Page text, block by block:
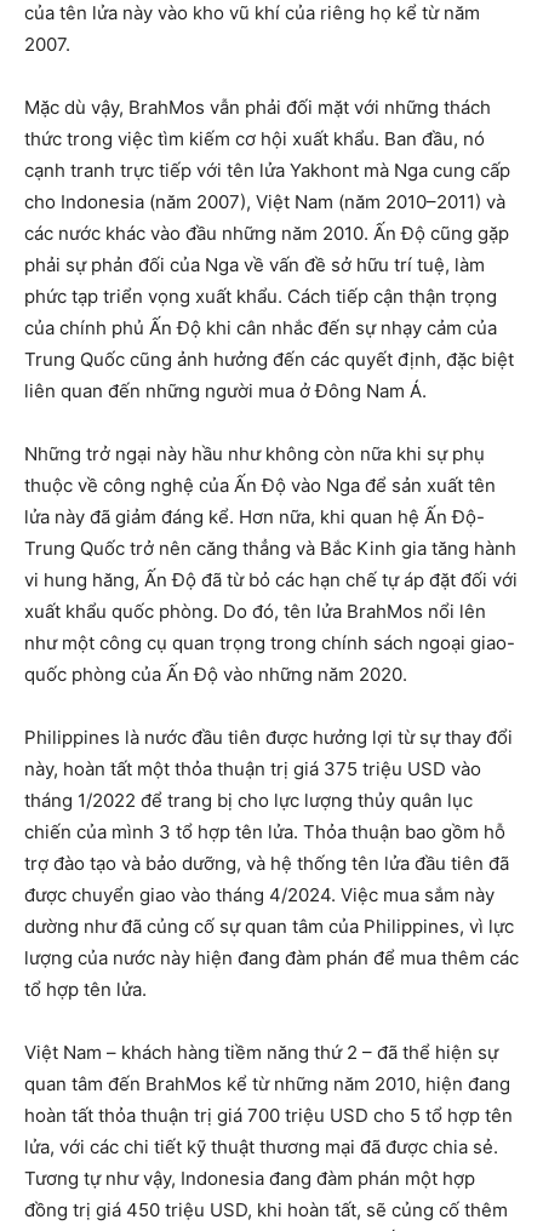
của tên lửa này vào kho vũ khí của riêng họ kể từ năm
2007.
Mặc dù vậy, BrahMos vẫn phải đối mặt với những thách
thức trong việc tìm kiếm cơ hội xuất khẩu. Ban đầu, nó
cạnh tranh trực tiếp với tên lửa Yakhont mà Nga cung cấp
cho Indonesia (năm 2007), Việt Nam (năm 2010–2011) và
các nước khác vào đầu những năm 2010. Ấn Độ cũng gặp
phải sự phản đối của Nga về vấn đề sở hữu trí tuệ, làm
phức tạp triển vọng xuất khẩu. Cách tiếp cận thận trọng
của chính phủ Ấn Độ khi cân nhắc đến sự nhạy cảm của
Trung Quốc cũng ảnh hưởng đến các quyết định, đặc biệt
liên quan đến những người mua ở Đông Nam Á.
Những trở ngại này hầu như không còn nữa khi sự phụ
thuộc về công nghệ của Ấn Độ vào Nga để sản xuất tên
lửa này đã giảm đáng kể. Hơn nữa, khi quan hệ Ấn Độ-
Trung Quốc trở nên căng thẳng và Bắc Kinh gia tăng hành
vi hung hăng, Ấn Độ đã từ bỏ các hạn chế tự áp đặt đối với
xuất khẩu quốc phòng. Do đó, tên lửa BrahMos nổi lên
như một công cụ quan trọng trong chính sách ngoại giao-
quốc phòng của Ấn Độ vào những năm 2020.
Philippines là nước đầu tiên được hưởng lợi từ sự thay đổi
này, hoàn tất một thỏa thuận trị giá 375 triệu USD vào
tháng 1/2022 để trang bị cho lực lượng thủy quân lục
chiến của mình 3 tổ hợp tên lửa. Thỏa thuận bao gồm hỗ
trợ đào tạo và bảo dưỡng, và hệ thống tên lửa đầu tiên đã
được chuyển giao vào tháng 4/2024. Việc mua sắm này
dường như đã củng cố sự quan tâm của Philippines, vì lực
lượng của nước này hiện đang đàm phán để mua thêm các
tổ hợp tên lửa.
Việt Nam – khách hàng tiềm năng thứ 2 – đã thể hiện sự
quan tâm đến BrahMos kể từ những năm 2010, hiện đang
hoàn tất thỏa thuận trị giá 700 triệu USD cho 5 tổ hợp tên
lửa, với các chi tiết kỹ thuật thương mại đã được chia sẻ.
Tương tự như vậy, Indonesia đang đàm phán một hợp
đồng trị giá 450 triệu USD, khi hoàn tất, sẽ củng cố thêm